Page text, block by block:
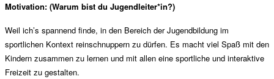
Motivation: (Warum bist du Jugendleiter*in?)
Weil ich’s spannend finde, in den Bereich der Jugendbildung im
sportlichen Kontext reinschnuppern zu dürfen. Es macht viel Spaß mit den
Kindern zusammen zu lernen und mit allen eine sportliche und interaktive
Freizeit zu gestalten.